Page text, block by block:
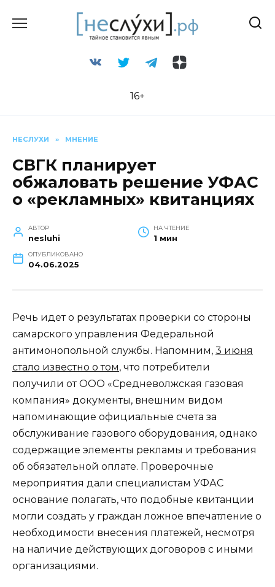
16+
НЕСЛУХИ » МНЕНИЕ
СВГК планирует
обжаловать решение УФАС
о «рекламных» квитанциях
АВТОР
nesluhi
НА ЧТЕНИЕ
1 мин
ОПУБЛИКОВАНО
04.06.2025
Речь идет о результатах проверки со стороны
самарского управления Федеральной
антимонопольной службы. Напомним, 3 июня
стало известно о том, что потребители
получили от ООО «Средневолжская газовая
компания» документы, внешним видом
напоминающие официальные счета за
обслуживание газового оборудования, однако
содержащие элементы рекламы и требования
об обязательной оплате. Проверочные
мероприятия дали специалистам УФАС
основание полагать, что подобные квитанции
могли создать у граждан ложное впечатление о
необходимости внесения платежей, несмотря
на наличие действующих договоров с иными
организациями.